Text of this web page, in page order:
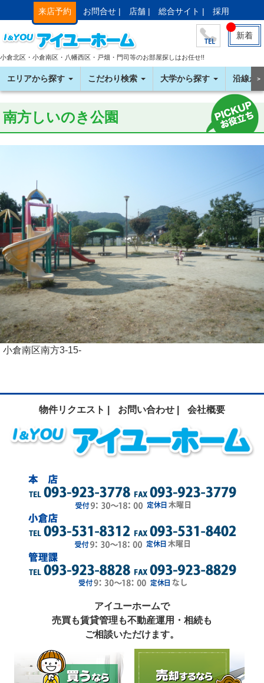
来店予約 お問合せ | 店舗 | 総合サイト | 採用
新着
小倉北区・小倉南区・八幡西区・戸畑・門司等のお部屋探しはお任せ!!
エリアから探す こだわり検索 大学から探す 沿線か＞
南方しいのき公園
小倉南区南方3-15-
物件リクエスト | お問い合わせ | 会社概要
アイユーホームで
売買も賃貸管理も不動産運用・相続も
ご相談いただけます。